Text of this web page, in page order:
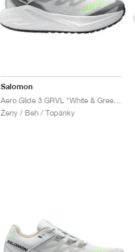
Salomon
Ženy / Beh / Topánky